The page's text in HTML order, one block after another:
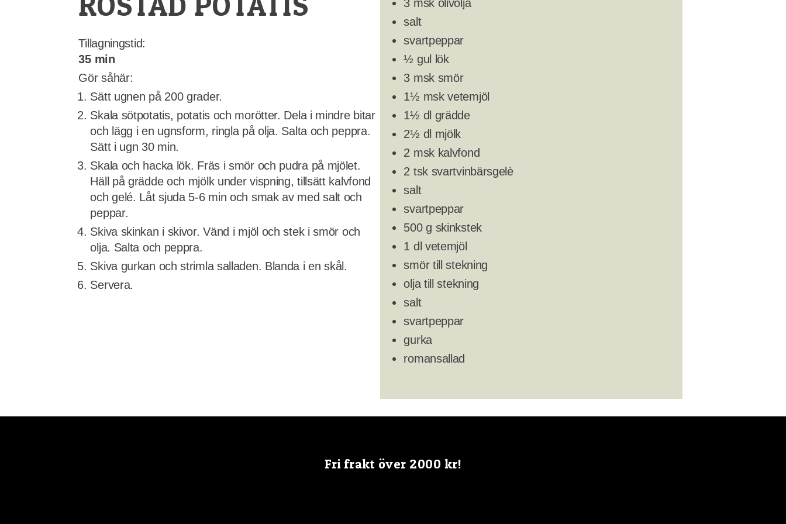
Tillagningstid:
35 min
Gör såhär:
Sätt ugnen på 200 grader.
Skala sötpotatis, potatis och morötter. Dela i mindre bitar
och lägg i en ugnsform, ringla på olja. Salta och peppra.
Sätt i ugn 30 min.
Skala och hacka lök. Fräs i smör och pudra på mjölet.
Häll på grädde och mjölk under vispning, tillsätt kalvfond
och gelé. Låt sjuda 5-6 min och smak av med salt och
peppar.
Skiva skinkan i skivor. Vänd i mjöl och stek i smör och
olja. Salta och peppra.
Skiva gurkan och strimla salladen. Blanda i en skål.
Servera.
3 msk olivolja
salt
svartpeppar
½ gul lök
3 msk smör
1½ msk vetemjöl
1½ dl grädde
2½ dl mjölk
2 msk kalvfond
2 tsk svartvinbärsgelè
salt
svartpeppar
500 g skinkstek
1 dl vetemjöl
smör till stekning
olja till stekning
salt
svartpeppar
gurka
romansallad
Fri frakt över 2000 kr!